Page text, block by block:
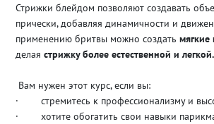
Стрижки блейдом позволяют создавать
прически, добавляя динамичности и
применению бритвы можно создать мягкие
делая стрижку более естественной и легкой.
Вам нужен этот курс, если вы:
· стремитесь к профессионализму и
· хотите обогатить свои навыки